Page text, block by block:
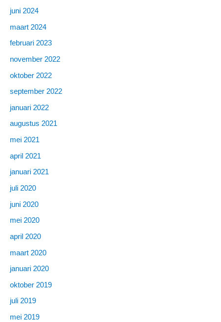
juni 2024
maart 2024
februari 2023
november 2022
oktober 2022
september 2022
januari 2022
augustus 2021
mei 2021
april 2021
januari 2021
juli 2020
juni 2020
mei 2020
april 2020
maart 2020
januari 2020
oktober 2019
juli 2019
mei 2019